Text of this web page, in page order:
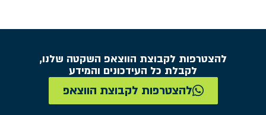
להצטרפות לקבוצת הווצאפ השקטה שלנו,
לקבלת כל העידכונים והמידע
להצטרפות לקבוצת הווצאפ